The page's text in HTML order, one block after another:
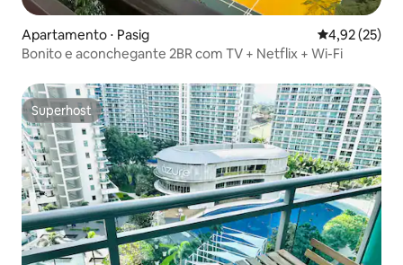
Apartamento ⋅ Pasig 4,92 de uma
4,92 (25)
Bonito e aconchegante 2BR com TV + Netflix + Wi-Fi
Superhost
Superhost